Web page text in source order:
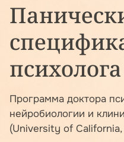
психолога
Программа доктора
нейробиологии и
(University of